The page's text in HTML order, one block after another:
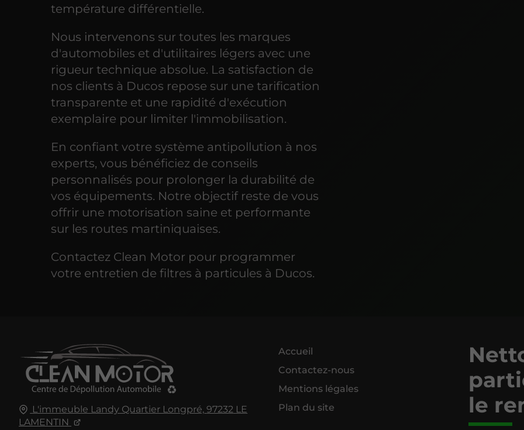
température différentielle.
Nous intervenons sur toutes les marques
d'automobiles et d'utilitaires légers avec une
rigueur technique absolue. La satisfaction de
nos clients à Ducos repose sur une tarification
transparente et une rapidité d'exécution
exemplaire pour limiter l'immobilisation.
En confiant votre système antipollution à nos
experts, vous bénéficiez de conseils
personnalisés pour prolonger la durabilité de
vos équipements. Notre objectif reste de vous
offrir une motorisation saine et performante
sur les routes martiniquaises.
Contactez Clean Motor pour programmer
votre entretien de filtres à particules à Ducos.
L'immeuble Landy Quartier Longpré, 97232 LE
LAMENTIN
Accueil
Contactez-nous
Mentions légales
Plan du site
le